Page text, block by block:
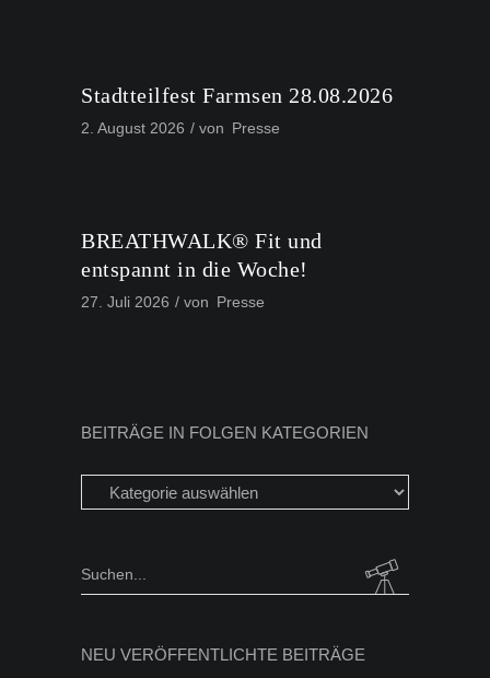
Stadtteilfest Farmsen 28.08.2026
2. August 2026 von Presse
BREATHWALK® Fit und
entspannt in die Woche!
27. Juli 2026 von Presse
BEITRÄGE IN FOLGEN KATEGORIEN
Beiträge
in
Kategorien
Search
NEU VERÖFFENTLICHTE BEITRÄGE